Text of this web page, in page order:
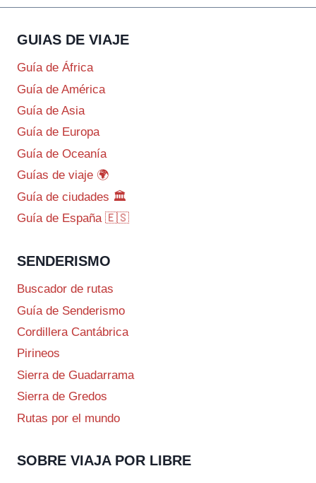
GUIAS DE VIAJE
Guía de África
Guía de América
Guía de Asia
Guía de Europa
Guía de Oceanía
Guías de viaje 🌍
Guía de ciudades 🏛️
Guía de España 🇪🇸
SENDERISMO
Buscador de rutas
Guía de Senderismo
Cordillera Cantábrica
Pirineos
Sierra de Guadarrama
Sierra de Gredos
Rutas por el mundo
SOBRE VIAJA POR LIBRE